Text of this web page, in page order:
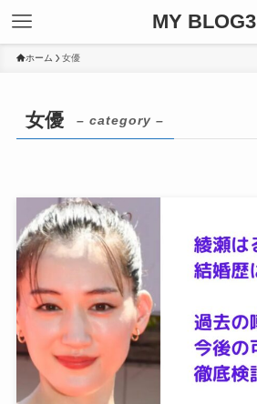
MY BLOG3
ホーム 女優
女優 – category –